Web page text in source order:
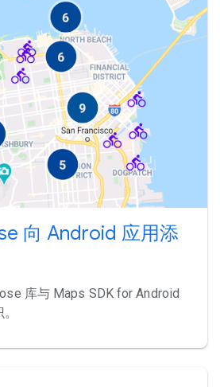
向 Android 应用添
库与 Maps SDK for Android